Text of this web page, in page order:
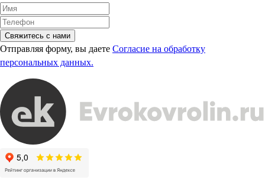
Свяжитесь с нами
Отправляя форму, вы даете Согласие на обработку
персональных данных.